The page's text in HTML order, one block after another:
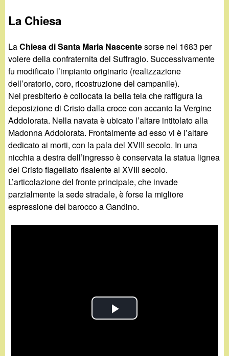
La Chiesa
LaChiesa di Santa Maria Nascentesorse nel 1683 per
volere della confraternita del Suffragio. Successivamente
fu modificato l’impianto originario (realizzazione
dell’oratorio, coro, ricostruzione del campanile).
Nel presbiterio è collocata la bella tela che raffigura la
deposizione di Cristo dalla croce con accanto la Vergine
Addolorata. Nella navata è ubicato l’altare intitolato alla
Madonna Addolorata. Frontalmente ad esso vi è l’altare
dedicato ai morti, con la pala del XVIII secolo. In una
nicchia a destra dell’ingresso è conservata la statua lignea
del Cristo flagellato risalente al XVIII secolo.
L’articolazione del fronte principale, che invade
parzialmente la sede stradale, è forse la migliore
espressione del barocco a Gandino.
P